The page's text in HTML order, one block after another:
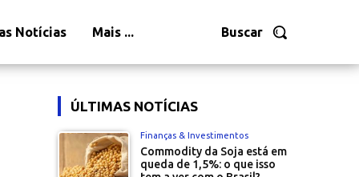
Buscar
Notícias Mais ...
ÚLTIMAS NOTÍCIAS
Finanças & Investimentos
Commodity da Soja está em
queda de 1,5%: o que isso